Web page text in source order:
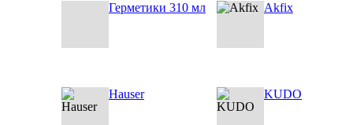
Герметики 310 мл Akfix
Hauser KUDO